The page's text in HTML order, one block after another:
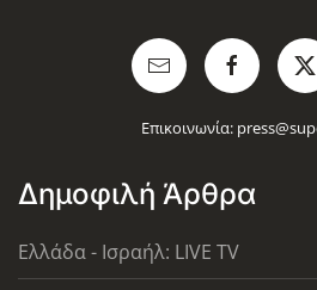
Επικοινωνία:
Δημοφιλή Άρθρα
Ελλάδα - Ισραήλ: LIVE TV